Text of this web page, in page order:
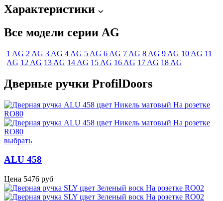
Характеристики
Все модели серии AG
1 AG 2 AG 3 AG 4 AG 5 AG 6 AG 7 AG 8 AG 9 AG 10 AG 11
AG 12 AG 13 AG 14 AG 15 AG 16 AG 17 AG 18 AG
Дверные ручки ProfilDoors
выбрать
ALU 458
Цена 5476 руб